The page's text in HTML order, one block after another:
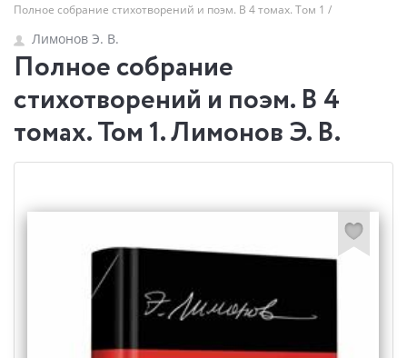
Полное собрание стихотворений и поэм. В 4 томах. Том 1
Лимонов Э. В.
Полное собрание
стихотворений и поэм. В 4
томах. Том 1. Лимонов Э. В.